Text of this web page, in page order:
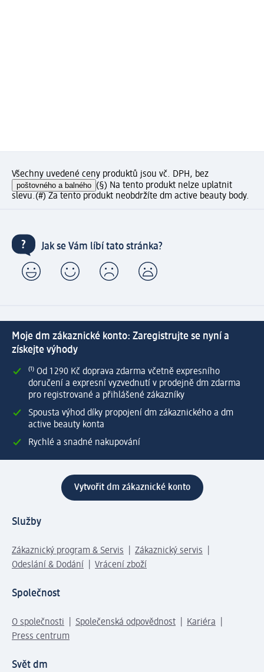
Všechny uvedené ceny produktů jsou vč. DPH, bez
poštovného a balného (§) Na tento produkt nelze uplatnit
slevu.(#) Za tento produkt neobdržíte dm active beauty body.
Jak se Vám líbí tato stránka?
Moje dm zákaznické konto: Zaregistrujte se nyní a
získejte výhody
⁽¹⁾ Od 1 290 Kč doprava zdarma včetně expresního
doručení a expresní vyzvednutí v prodejně dm zdarma
pro registrované a přihlášené zákazníky
Spousta výhod díky propojení dm zákaznického a dm
active beauty konta
Rychlé a snadné nakupování
Vytvořit dm zákaznické konto
Služby
Zákaznický program & Servis
Zákaznický servis
Odeslání & Dodání
Vrácení zboží
Společnost
O společnosti Společenská odpovědnost
Kariéra
Press centrum
Svět dm